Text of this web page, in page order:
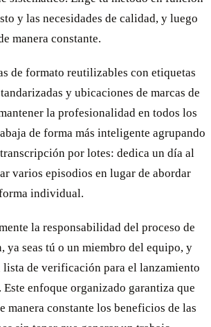
y las necesidades de calidad, y luego
manera constante.
de formato reutilizables con etiquetas
y ubicaciones de marcas de
la profesionalidad en todos los
de forma más inteligente agrupando
por lotes: dedica un día al
varios episodios en lugar de abordar
individual.
la responsabilidad del proceso de
ya seas tú o un miembro del equipo, y
lista de verificación para el lanzamiento
Este enfoque organizado garantiza que
manera constante los beneficios de las